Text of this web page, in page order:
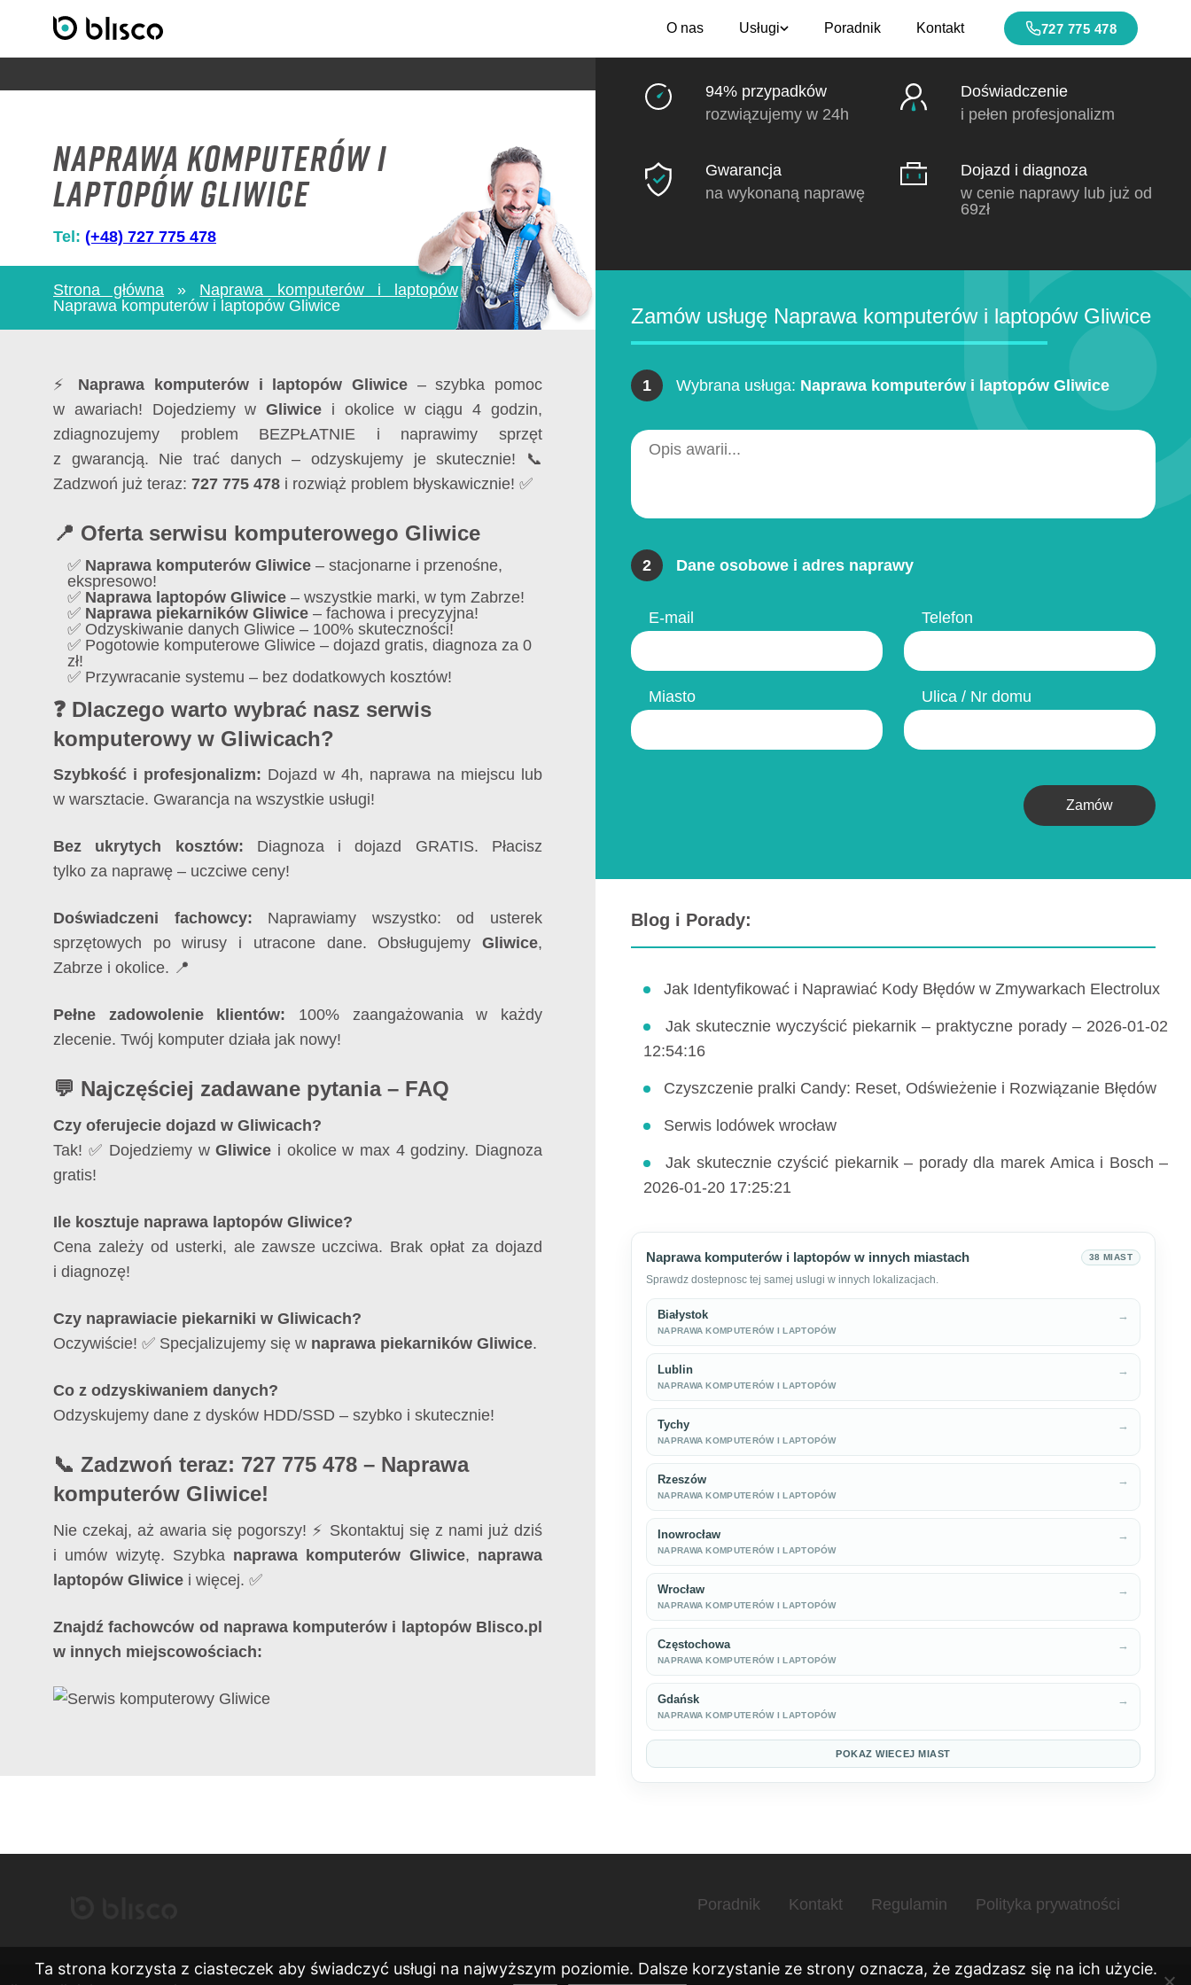
O nas Usługi Poradnik Kontakt 727 775 478
Naprawa komputerów i
laptopów Gliwice
Tel: (+48) 727 775 478
Strona główna » Naprawa komputerów i laptopów»
Naprawa komputerów i laptopów Gliwice
⚡ Naprawa komputerów i laptopów Gliwice – szybka pomoc
w awariach! Dojedziemy wGliwice i okolice w ciągu 4 godzin,
zdiagnozujemy problem BEZPŁATNIE i naprawimy sprzęt
z gwarancją. Nie trać danych – odzyskujemy je skutecznie! 📞
Zadzwoń już teraz: 727 775 478 i rozwiąż problem błyskawicznie! ✅
📍 Oferta serwisu komputerowego Gliwice
✅ Naprawa komputerów Gliwice – stacjonarne i przenośne,
ekspresowo!
✅ Naprawa laptopów Gliwice – wszystkie marki, w tym Zabrze!
✅ Naprawa piekarników Gliwice – fachowa i precyzyjna!
✅ Odzyskiwanie danych Gliwice – 100% skuteczności!
✅ Pogotowie komputerowe Gliwice – dojazd gratis, diagnoza za 0
zł!
✅ Przywracanie systemu – bez dodatkowych kosztów!
❓ Dlaczego warto wybrać nasz serwis
komputerowy w Gliwicach?
Szybkość i profesjonalizm: Dojazd w 4h, naprawa na miejscu lub
w warsztacie. Gwarancja na wszystkie usługi!
Bez ukrytych kosztów: Diagnoza i dojazd GRATIS. Płacisz
tylko za naprawę – uczciwe ceny!
Doświadczeni fachowcy: Naprawiamy wszystko: od usterek
sprzętowych po wirusy i utracone dane. Obsługujemy Gliwice,
Zabrze i okolice. 📍
Pełne zadowolenie klientów: 100% zaangażowania w każdy
zlecenie. Twój komputer działa jak nowy!
💬 Najczęściej zadawane pytania – FAQ
Czy oferujecie dojazd w Gliwicach?
Tak! ✅ Dojedziemy wGliwice i okolice w max 4 godziny. Diagnoza
gratis!
Ile kosztuje naprawa laptopów Gliwice?
Cena zależy od usterki, ale zawsze uczciwa. Brak opłat za dojazd
i diagnozę!
Czy naprawiacie piekarniki w Gliwicach?
Oczywiście! ✅ Specjalizujemy się w naprawa piekarników Gliwice.
Co z odzyskiwaniem danych?
Odzyskujemy dane z dysków HDD/SSD – szybko i skutecznie!
📞 Zadzwoń teraz: 727 775 478 – Naprawa
komputerów Gliwice!
Nie czekaj, aż awaria się pogorszy! ⚡ Skontaktuj się z nami już dziś
i umów wizytę. Szybka naprawa komputerów Gliwice, naprawa
laptopów Gliwice i więcej. ✅
Znajdź fachowców od naprawa komputerów i laptopów Blisco.pl
w innych miejscowościach:
94% przypadków
rozwiązujemy w 24h
Doświadczenie
i pełen profesjonalizm
Gwarancja
na wykonaną naprawę
Dojazd i diagnoza
w cenie naprawy lub już od
69zł
Zamów usługę Naprawa komputerów i laptopów Gliwice
1 Wybrana usługa: Naprawa komputerów i laptopów Gliwice
2 Dane osobowe i adres naprawy
E-mail Telefon
Miasto Ulica / Nr domu
Zamów
Blog i Porady:
Jak Identyfikować i Naprawiać Kody Błędów w Zmywarkach Electrolux
Jak skutecznie wyczyścić piekarnik – praktyczne porady – 2026-01-02
12:54:16
Czyszczenie pralki Candy: Reset, Odświeżenie i Rozwiązanie Błędów
Serwis lodówek wrocław
Jak skutecznie czyścić piekarnik – porady dla marek Amica i Bosch –
2026-01-20 17:25:21
Naprawa komputerów i laptopów w innych miastach 38 MIAST
Sprawdz dostepnosc tej samej uslugi w innych lokalizacjach.
Białystok
NAPRAWA KOMPUTERÓW I LAPTOPÓW
→
Lublin
NAPRAWA KOMPUTERÓW I LAPTOPÓW
→
Tychy
NAPRAWA KOMPUTERÓW I LAPTOPÓW
→
Rzeszów
NAPRAWA KOMPUTERÓW I LAPTOPÓW
→
Inowrocław
NAPRAWA KOMPUTERÓW I LAPTOPÓW
→
Wrocław
NAPRAWA KOMPUTERÓW I LAPTOPÓW
→
Częstochowa
NAPRAWA KOMPUTERÓW I LAPTOPÓW
→
Gdańsk
NAPRAWA KOMPUTERÓW I LAPTOPÓW
→
POKAZ WIECEJ MIAST
Poradnik Kontakt Regulamin Polityka prywatności
Ta strona korzysta z ciasteczek aby świadczyć usługi na najwyższym poziomie. Dalsze korzystanie ze strony oznacza, że zgadzasz się na ich użycie.